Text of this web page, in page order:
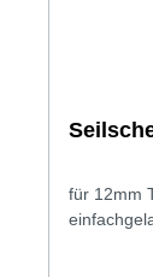
für 12mm